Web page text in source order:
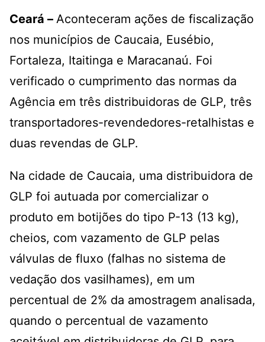
Ceará – Aconteceram ações de fiscalização
nos municípios de Caucaia, Eusébio,
Fortaleza, Itaitinga e Maracanaú. Foi
verificado o cumprimento das normas da
Agência em três distribuidoras de GLP, três
transportadores-revendedores-retalhistas e
duas revendas de GLP.
Na cidade de Caucaia, uma distribuidora de
GLP foi autuada por comercializar o
produto em botijões do tipo P-13 (13 kg),
cheios, com vazamento de GLP pelas
válvulas de fluxo (falhas no sistema de
vedação dos vasilhames), em um
percentual de 2% da amostragem analisada,
quando o percentual de vazamento